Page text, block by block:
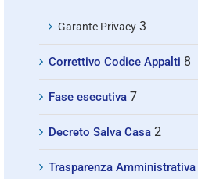
Garante Privacy 3
Correttivo Codice Appalti 8
Fase esecutiva 7
Decreto Salva Casa 2
Trasparenza Amministrativa